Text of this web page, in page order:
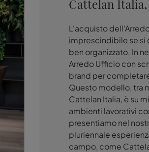
Cattelan
L'acquisto
imprescindibile se si
ben organizzato. In
Arredo Ufficio con
brand per
Questo modello, tra
Cattelan Italia, è su
ambienti lavorativi
presentiamo nel
pluriennale
campo, come